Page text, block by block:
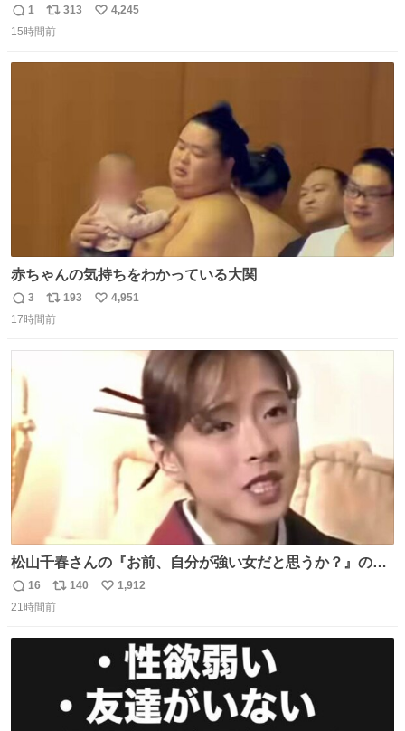
ぎ奪い去ったプリンの写真です。
返
信
1
リ
ポ
313
い
4,245
15時間前
赤ちゃんの気持ちをわかっている大関
返
信
3
リ
ポ
193
い
4,951
17時間前
松山千春さんの『お前、自分が強い女だと思うか？』の一
言で… 中森明菜さんが思わず本音をこぼす瞬間😭
返
信
16
リ
ポ
140
い
1,912
21時間前